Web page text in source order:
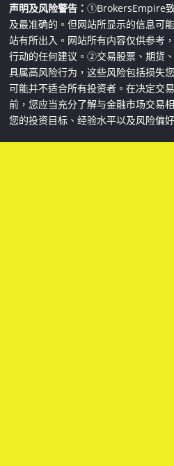
声明及风险警告：①BrokersEmpire
及最准确的。但网站所显示的信息可
站有所出入。网站所有内容仅供参考
行动的任何建议。②交易股票、期货
具属高风险行为，这些风险包括损失
可能并不适合所有投资者。在决定交
前，您应当充分了解与金融市场交易
您的投资目标、经验水平以及风险偏